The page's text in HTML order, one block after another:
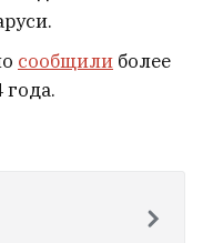
сообщили более
года.